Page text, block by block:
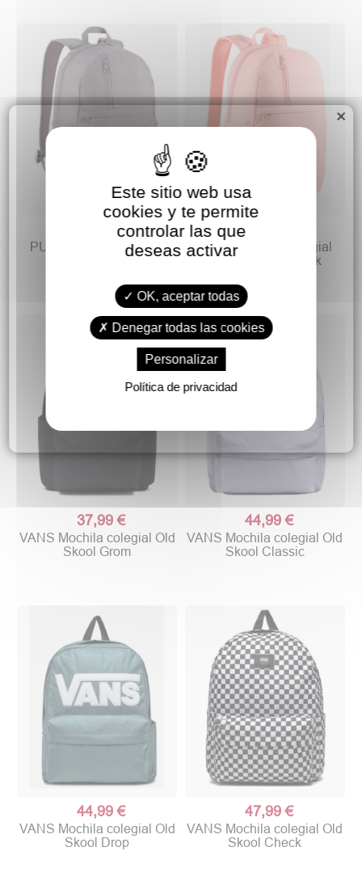
26,99 €
PUMA Mochila colegial
Plus Backpack
19,90 €
PUMA Mochila colegial
niña Plus Backpack
37,99 €
VANS Mochila colegial Old
Skool Grom
44,99 €
VANS Mochila colegial Old
Skool Classic
44,99 €
VANS Mochila colegial Old
Skool Drop
47,99 €
VANS Mochila colegial Old
Skool Check
×
Este sitio web usa
cookies y te permite
controlar las que
deseas activar
OK, aceptar todas
Denegar todas las cookies
Personalizar
Política de privacidad